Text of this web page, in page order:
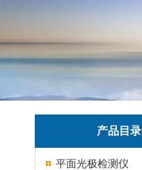
产品目录
平面光极检测仪